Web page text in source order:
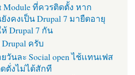
Module ที่ควรติดตั้ง หาก
คงเป็น Drupal 7 มายืดอายุ
Drupal 7 กัน
ครับ
นละ Social open ไช้เเทนเฟส
ตั่งไม่ได้สักที